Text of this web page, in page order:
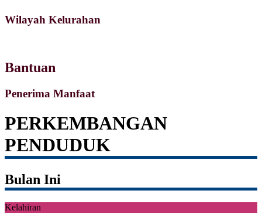
Wilayah Kelurahan
Bantuan
Penerima Manfaat
PERKEMBANGAN
PENDUDUK
Bulan Ini
Kelahiran